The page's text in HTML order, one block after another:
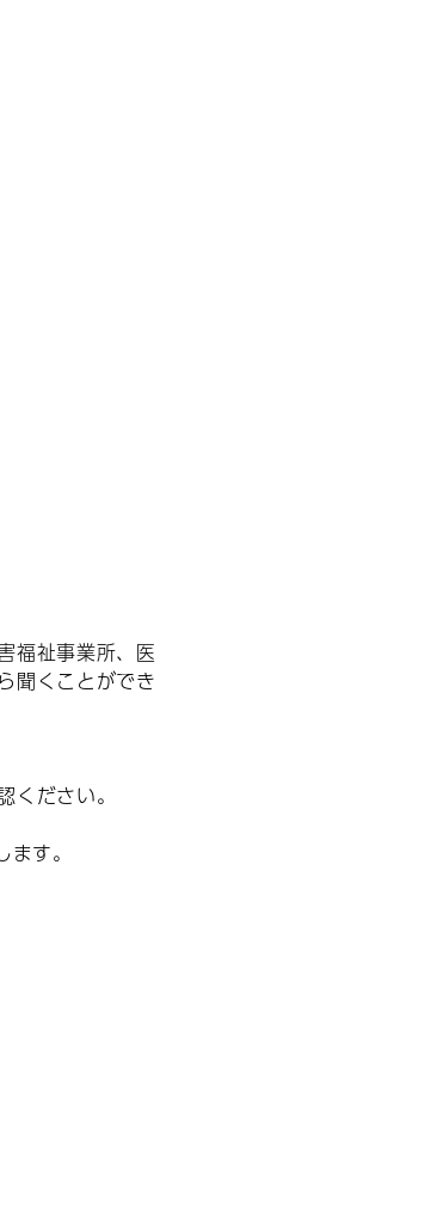
福祉事業所、医
聞くことができ
ください。
す。